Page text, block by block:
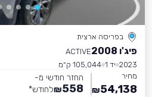
בפריסה ארצית
פיג'ו 2008
ACTIVE
2023 יד 1
105,044 ק״מ
מחיר
54,138
₪
החזר חודשי מ-
558
₪לחודש*